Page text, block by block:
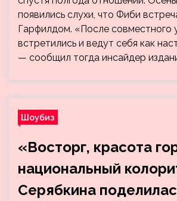
появились слухи, что Фиби
Гарфилдом. «После совместного
встретились и ведут себя как
— сообщил тогда инсайдер
Шоубиз
«Восторг, красота
национальный
Серябкина